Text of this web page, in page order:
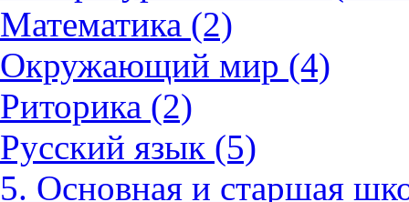
Математика (2)
Окружающий мир (4)
Риторика (2)
Русский язык (5)
5. Основная и старшая